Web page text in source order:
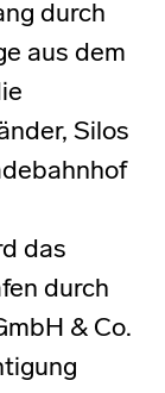
durch
aus dem
Silos
das
durch
& Co.